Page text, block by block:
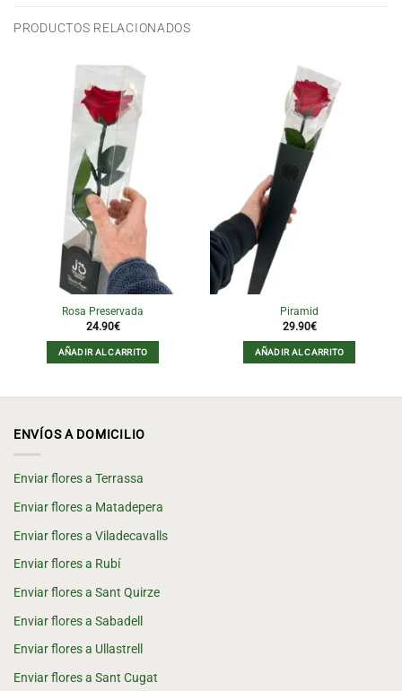
PRODUCTOS RELACIONADOS
Rosa Preservada
24.90€
AÑADIR AL CARRITO
Piramid
29.90€
AÑADIR AL CARRITO
ENVÍOS A DOMICILIO
Enviar flores a Terrassa
Enviar flores a Matadepera
Enviar flores a Viladecavalls
Enviar flores a Rubí
Enviar flores a Sant Quirze
Enviar flores a Sabadell
Enviar flores a Ullastrell
Enviar flores a Sant Cugat